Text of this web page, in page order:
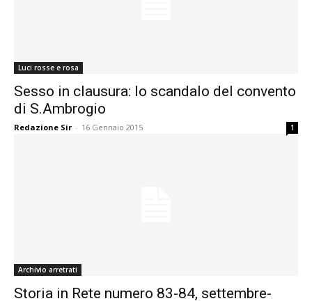
Luci rosse e rosa
Sesso in clausura: lo scandalo del convento
di S.Ambrogio
Redazione Sir - 16 Gennaio 2015 1
Archivio arretrati
Storia in Rete numero 83-84, settembre-